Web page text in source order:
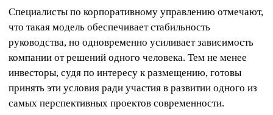
Специалисты по корпоративному управлению отмечают,
что такая модель обеспечивает стабильность
руководства, но одновременно усиливает зависимость
компании от решений одного человека. Тем не менее
инвесторы, судя по интересу к размещению, готовы
принять эти условия ради участия в развитии одного из
самых перспективных проектов современности.